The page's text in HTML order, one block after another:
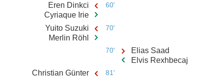
Eren Dinkci
Cyriaque Irie
60'
Yuito Suzuki
Merlin Röhl
70'
70'
Elias Saad
Elvis Rexhbecaj
Christian Günter
81'